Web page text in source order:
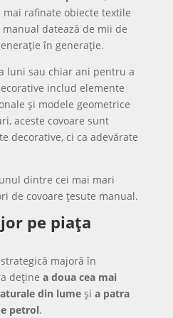
rafinate obiecte textile
datează de mii de
în generație.
luni sau chiar ani pentru a
includ elemente
și modele geometrice
aceste covoare sunt
decorative, ci ca adevărate
dintre cei mai mari
de covoare țesute manual.
pe piața
majoră în
deține a doua cea mai
din lumeși a patra
petrol.